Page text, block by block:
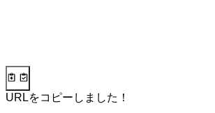
URLをコピーしました！